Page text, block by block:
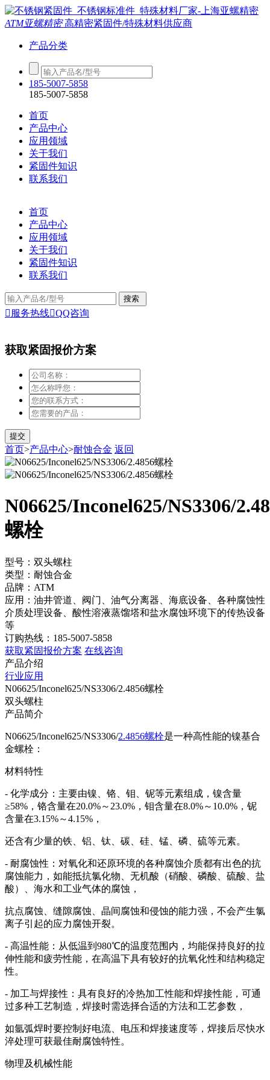
ATM亚螺精密高精密紧固件/特殊材料供应商
产品分类
185-5007-5858
185-5007-5858
首页
产品中心
应用领域
关于我们
紧固件知识
联系我们
首页
产品中心
应用领域
关于我们
紧固件知识
联系我们
 服务热线QQ咨询
获取紧固报价方案
首页>产品中心>耐蚀合金 返回
N06625/Inconel625/NS3306/
螺栓
型号：双头螺柱
类型：耐蚀合金
品牌：ATM
应用：油井管道、阀门、油气分离器、海底设备、各种腐蚀性
介质处理设备、酸性溶液蒸馏塔和盐水腐蚀环境下的传热设备
等
订购热线：185-5007-5858
获取紧固报价方案 在线咨询
产品介绍
行业应用
N06625/Inconel625/NS3306/2.4856螺栓
双头螺柱
产品简介
N06625/Inconel625/NS3306/2.4856螺栓是一种高性能的镍基合
金螺栓：
材料特性
- 化学成分：主要由镍、铬、钼、铌等元素组成，镍含量
≥58%，铬含量在20.0%～23.0%，钼含量在8.0%～10.0%，铌
含量在3.15%～4.15%，
还含有少量的铁、铝、钛、碳、硅、锰、磷、硫等元素。
- 耐腐蚀性：对氧化和还原环境的各种腐蚀介质都有出色的抗
腐蚀能力，如能抵抗氯化物、无机酸（硝酸、磷酸、硫酸、盐
酸）、海水和工业气体的腐蚀，
抗点腐蚀、缝隙腐蚀、晶间腐蚀和侵蚀的能力强，不会产生氯
离子引起的应力腐蚀开裂。
- 高温性能：从低温到980℃的温度范围内，均能保持良好的拉
伸性能和疲劳性能，在高温下具有较好的抗氧化性和结构稳定
性。
- 加工与焊接性：具有良好的冷热加工性能和焊接性能，可通
过多种工艺制造，焊接时需选择合适的方法和工艺参数，
如氩弧焊时要控制好电流、电压和焊接速度等，焊接后尽快水
淬处理可获最佳耐腐蚀特性。
物理及机械性能